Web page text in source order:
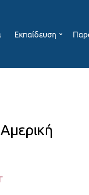
Εκπαίδευση